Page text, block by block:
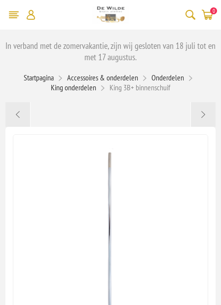
0
In verband met de zomervakantie, zijn wij gesloten van 18 juli tot en
met 17 augustus.
Startpagina Accessoires & onderdelen
Onderdelen
King onderdelen
King 3B+ binnenschuif